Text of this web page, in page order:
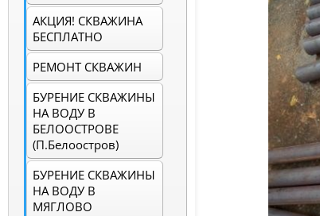
АКЦИЯ! СКВАЖИНА
БЕСПЛАТНО
РЕМОНТ СКВАЖИН
БУРЕНИЕ СКВАЖИНЫ
НА ВОДУ В
БЕЛООСТРОВЕ
(п.Белоостров)
БУРЕНИЕ СКВАЖИНЫ
НА ВОДУ В
МЯГЛОВО